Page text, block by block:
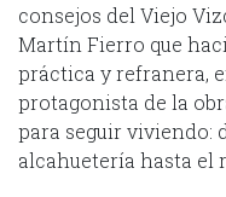
consejos del Viejo
Martín Fierro que
práctica y refranera,
protagonista de la
para seguir viviendo:
alcahuetería hasta el